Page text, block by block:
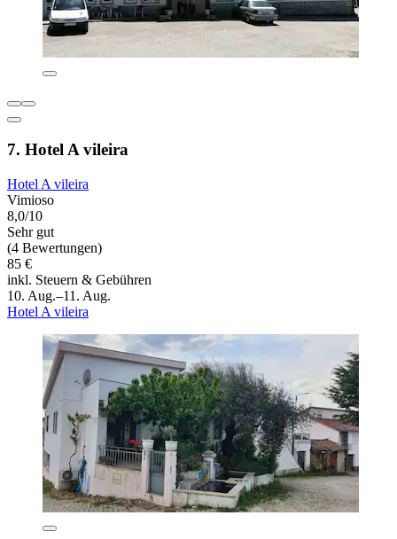
7. Hotel A vileira
Hotel A vileira
Vimioso
8,0/10
Sehr gut
(4 Bewertungen)
85 €
inkl. Steuern & Gebühren
10. Aug.–11. Aug.
Hotel A vileira